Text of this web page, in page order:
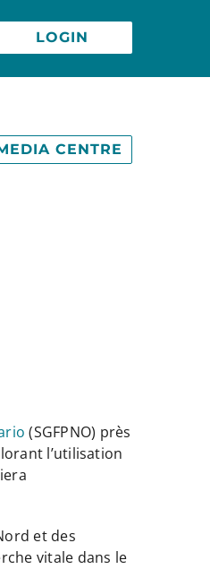
LOGIN
CENTRE
(SGFPNO) près
l’utilisation
et des
vitale dans le